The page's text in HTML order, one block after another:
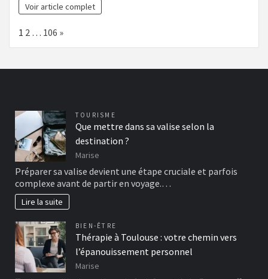
Voir article complet
Page:
1 2 … 106 Next
»
TOURISME
Que mettre dans sa valise selon la
destination ?
Marise
Préparer sa valise devient une étape cruciale et parfois
complexe avant de partir en voyage.…
Lire la suite
BIEN-ÊTRE
Thérapie à Toulouse : votre chemin vers
l’épanouissement personnel
Marise